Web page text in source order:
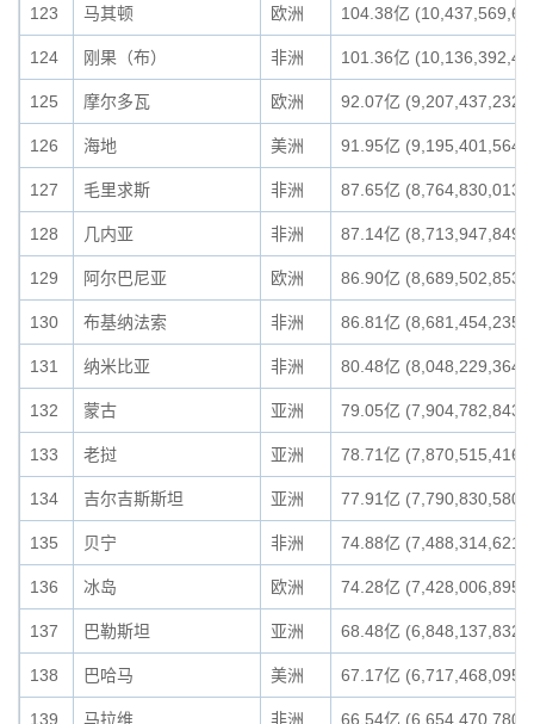
123 马其顿 欧洲 104.38亿
124 刚果（布） 非洲 101.36亿
125 摩尔多瓦 欧洲 92.07亿 (9,207,437,232)
126 海地 美洲 91.95亿 (9,195,401,564)
127 毛里求斯 非洲 87.65亿 (8,764,830,013)
128 几内亚 非洲 87.14亿 (8,713,947,849)
129 阿尔巴尼亚 欧洲 86.90亿 (8,689,502,853)
130 布基纳法索 非洲 86.81亿 (8,681,454,235)
131 纳米比亚 非洲 80.48亿 (8,048,229,364)
132 蒙古 亚洲 79.05亿 (7,904,782,843)
133 老挝 亚洲 78.71亿 (7,870,515,416)
134 吉尔吉斯斯坦 亚洲 77.91亿 (7,790,830,580)
135 贝宁 非洲 74.88亿 (7,488,314,621)
136 冰岛 欧洲 74.28亿 (7,428,006,895)
137 巴勒斯坦 亚洲 68.48亿 (6,848,137,832)
138 巴哈马 美洲 67.17亿 (6,717,468,095)
139 马拉维 非洲 66.54亿 (6,654,470,780)